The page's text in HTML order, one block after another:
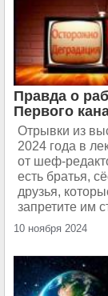
Правда о
Первого
Отрывки из
2024 года в
от шеф-
есть братья,
друзья,
запретите им
10 ноября 2024